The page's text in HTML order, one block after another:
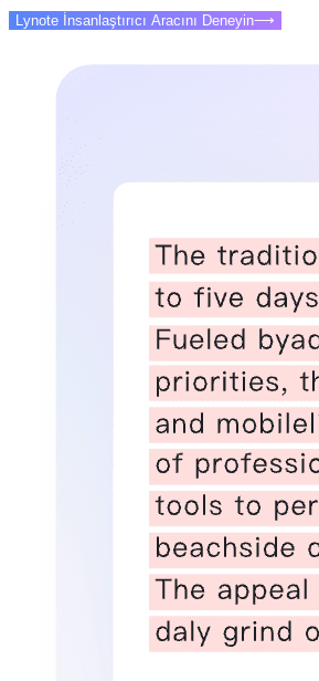
Lynote İnsanlaştırıcı Aracını Deneyin⟶